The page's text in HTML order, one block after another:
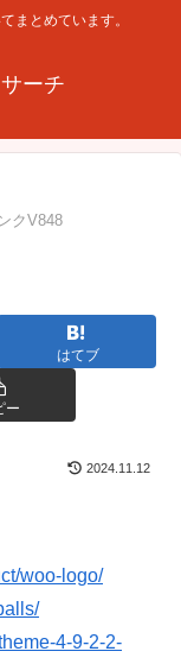
まとめています。
ーチ
クV848
はてブ
ー
2024.11.12
woo-logo/
4-9-2-2-